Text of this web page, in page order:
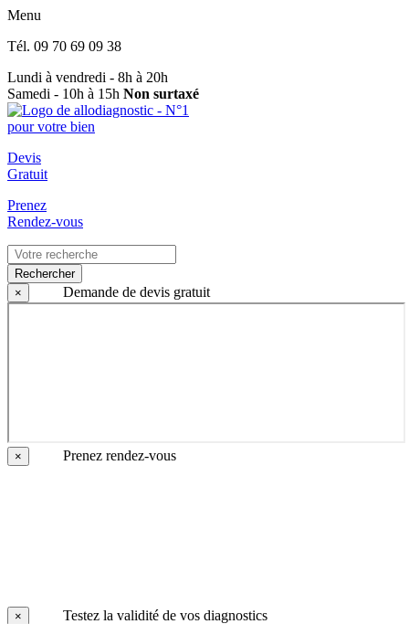
Menu
Tél. 09 70 69 09 38
Lundi à vendredi - 8h à 20h
Samedi - 10h à 15h Non surtaxé
Devis
Gratuit
Prenez
Rendez-vous
Rechercher
×
Demande de devis gratuit
× Prenez rendez-vous
× Testez la validité de vos diagnostics